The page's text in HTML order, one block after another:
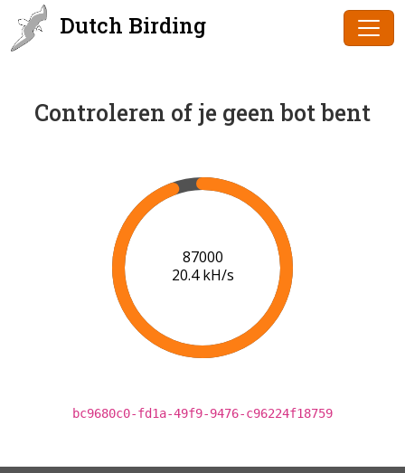
Dutch Birding
Controleren of je geen bot bent
88000
20.5 kH/s
bc9680c0-fd1a-49f9-9476-c96224f18759